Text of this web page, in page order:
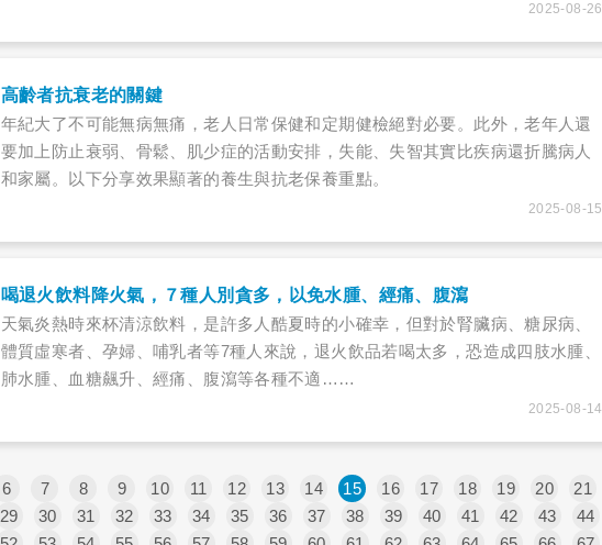
2025-08-26
高齡者抗衰老的關鍵
年紀大了不可能無病無痛，老人日常保健和定期健檢絕對必要。此外，老年人還
要加上防止衰弱、骨鬆、肌少症的活動安排，失能、失智其實比疾病還折騰病人
和家屬。以下分享效果顯著的養生與抗老保養重點。
2025-08-15
喝退火飲料降火氣，７種人別貪多，以免水腫、經痛、腹瀉
天氣炎熱時來杯清涼飲料，是許多人酷夏時的小確幸，但對於腎臟病、糖尿病、
體質虛寒者、孕婦、哺乳者等7種人來說，退火飲品若喝太多，恐造成四肢水腫、
肺水腫、血糖飆升、經痛、腹瀉等各種不適……
2025-08-14
6 7 8 9 10 11 12 13 14 15 16 17 18 19 20 21
29 30 31 32 33 34 35 36 37 38 39 40 41 42 43 44